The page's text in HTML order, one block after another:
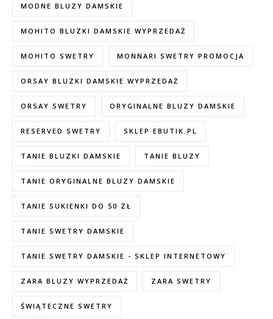
MODNE BLUZY DAMSKIE
MOHITO BLUZKI DAMSKIE WYPRZEDAŻ
MOHITO SWETRY MONNARI SWETRY PROMOCJA
ORSAY BLUZKI DAMSKIE WYPRZEDAŻ
ORSAY SWETRY ORYGINALNE BLUZY DAMSKIE
RESERVED SWETRY SKLEP EBUTIK.PL
TANIE BLUZKI DAMSKIE TANIE BLUZY
TANIE ORYGINALNE BLUZY DAMSKIE
TANIE SUKIENKI DO 50 ZŁ
TANIE SWETRY DAMSKIE
TANIE SWETRY DAMSKIE - SKLEP INTERNETOWY
ZARA BLUZY WYPRZEDAŻ ZARA SWETRY
ŚWIĄTECZNE SWETRY